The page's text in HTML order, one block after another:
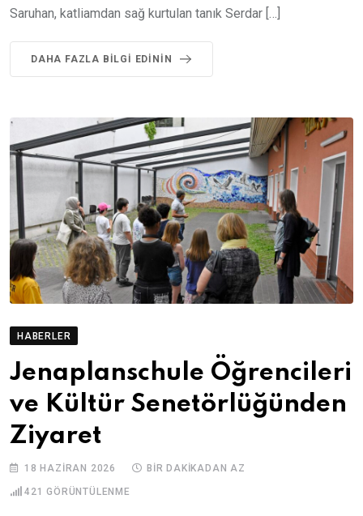
Saruhan, katliamdan sağ kurtulan tanık Serdar […]
DAHA FAZLA BILGI EDININ
HABERLER
Jenaplanschule Öğrencileri
ve Kültür Senetörlüğünden
Ziyaret
18 HAZIRAN 2026 BIR DAKIKADAN AZ
421 GÖRÜNTÜLENME